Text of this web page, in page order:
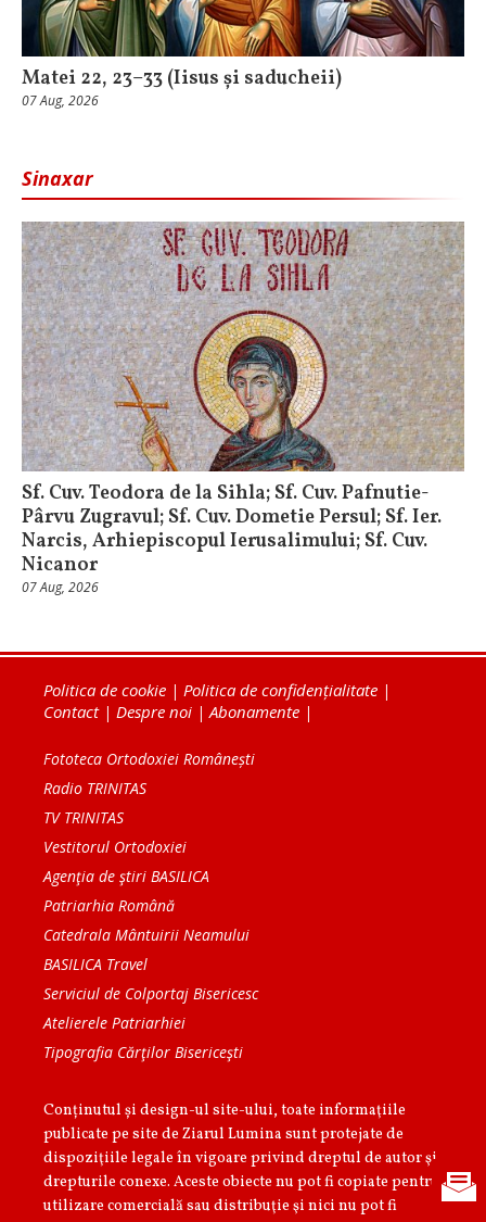
Matei 22, 23–33 (Iisus și saducheii)
07 Aug, 2026
Sinaxar
Sf. Cuv. Teodora de la Sihla; Sf. Cuv. Pafnutie-
Pârvu Zugravul; Sf. Cuv. Dometie Persul; Sf. Ier.
Narcis, Arhiepiscopul Ierusalimului; Sf. Cuv.
Nicanor
07 Aug, 2026
Politica de cookie | Politica de confidențialitate |
Contact| Despre noi | Abonamente |
Fototeca Ortodoxiei Românești
Radio TRINITAS
TV TRINITAS
Vestitorul Ortodoxiei
Agenţia de ştiri BASILICA
Patriarhia Română
Catedrala Mântuirii Neamului
BASILICA Travel
Serviciul de Colportaj Bisericesc
Atelierele Patriarhiei
Tipografia Cărţilor Bisericeşti
Conținutul și design-ul site-ului, toate informaţiile
publicate pe site de Ziarul Lumina sunt protejate de
dispoziţiile legale în vigoare privind dreptul de autor şi
drepturile conexe. Aceste obiecte nu pot fi copiate pentru
utilizare comercială sau distribuţie şi nici nu pot fi